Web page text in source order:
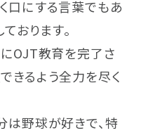
口にする言葉でもあ
おります。
OJT教育を完了さ
きるよう全力を尽く
は野球が好きで、特